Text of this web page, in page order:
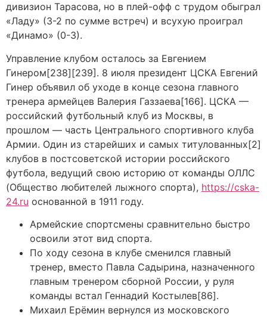
дивизион Тарасова, но в плей-офф с трудом обыграл
«Ладу» (3-2 по сумме встреч) и всухую проиграл
«Динамо» (0-3).
Управление клубом осталось за Евгением
Гинером[238][239]. 8 июля президент ЦСКА Евгений
Гинер объявил об уходе в конце сезона главного
тренера армейцев Валерия Газзаева[166]. ЦСКА —
российский футбольный клуб из Москвы, в
прошлом — часть Центрального спортивного клуба
Армии. Один из старейших и самых титулованных[2]
клубов в постсоветской истории российского
футбола, ведущий свою историю от команды ОЛЛС
(Общество любителей лыжного спорта), https://cska-
24.ru основанной в 1911 году.
Армейские спортсмены сравнительно быстро
освоили этот вид спорта.
По ходу сезона в клубе сменился главный
тренер, вместо Павла Садырина, назначенного
главным тренером сборной России, у руля
команды встал Геннадий Костылев[86].
Михаил Ерёмин вернулся из московского